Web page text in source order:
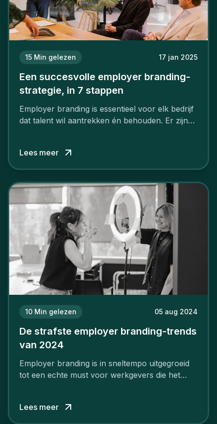
15 Min gelezen 17 jan 2025
Een succesvolle employer branding-
strategie, in 7 stappen
Employer branding is essentieel voor elk bedrijf
dat talent wil aantrekken én behouden. Er zijn
niet van vandaag op morgen. Hoe pak je dat
aan, starten met employer branding?
Lees meer
10 Min gelezen 05 aug 2024
De strafste employer branding-trends
van 2024
Employer branding is in sneltempo uitgegroeid
tot een echte must voor werkgevers die het
Lees meer